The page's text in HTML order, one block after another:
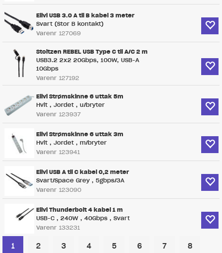
Elivi USB 3.0 A til B kabel 3 meter
Svart (Stor B kontakt)
Varenr 127069
Stoltzen REBEL USB Type C til A/C 2 m
USB3.2 2x2 20Gbps, 100W, USB-A
10Gbps
Varenr 127192
Elivi Strømskinne 6 uttak 5m
Hvit , Jordet , u/bryter
Varenr 123937
Elivi Strømskinne 6 uttak 3m
Hvit , Jordet , m/bryter
Varenr 123941
Elivi USB A til C kabel 0,2 meter
Svart/Space Grey , 5gbps/3A
Varenr 123090
Elivi Thunderbolt 4 kabel 1 m
USB-C , 240W , 40Gbps , Svart
Varenr 133231
1 2 3 4 5 6 7 8